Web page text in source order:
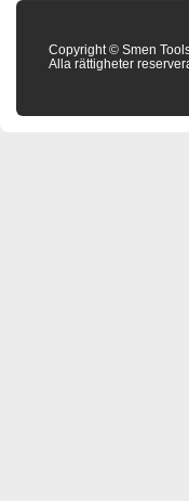
Copyright © Smen
Alla rättigheter